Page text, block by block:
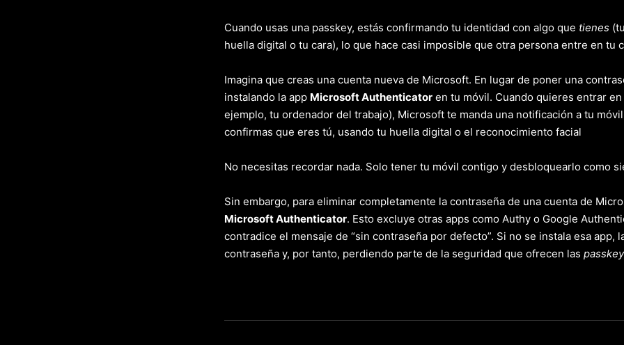
Cuando usas una passkey, estás confirmando tu identidad con algo que tienes
huella digital o tu cara), lo que hace casi imposible que otra persona entre en tu
Imagina que creas una cuenta nueva de Microsoft. En lugar de poner una
instalando la app Microsoft Authenticator en tu móvil. Cuando quieres entrar
ejemplo, tu ordenador del trabajo), Microsoft te manda una notificación a tu
confirmas que eres tú, usando tu huella digital o el reconocimiento facial
No necesitas recordar nada. Solo tener tu móvil contigo y desbloquearlo como
Sin embargo, para eliminar completamente la contraseña de una cuenta de
Microsoft Authenticator. Esto excluye otras apps como Authy o Google
contradice el mensaje de “sin contraseña por defecto”. Si no se instala esa app,
contraseña y, por tanto, perdiendo parte de la seguridad que ofrecen las